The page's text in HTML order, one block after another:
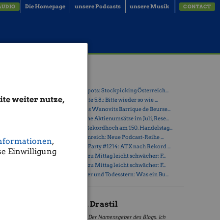
weiter nutze,
,
Einwilligung
Die Homepage unsere Podcasts unsere Musik CONTACT
» Österreich-Depots: Stockpicking Österreich...
» Börsegeschichte 5.8.: Bitte wieder so wie ...
» Nachlese: Hans Wanovits Barrique de Beurse...
» PIR-News: Hohe Aktienumsätze im Juli, Rese...
» ATX erreicht Rekordhoch am 150. Handelstag...
» Drastil & Seltenreich: Neue Podcast-Reihe ...
» Wiener Börse Party #1214: ATX nach Rekord ...
» Wiener Börse zu Mittag leicht schwächer: F...
» Wiener Börse zu Mittag leicht schwächer: F...
» Zwischen Polier und Todesstern: Was ein Bu...
Christian Drastil
Der Namensgeber des Blogs. Ich